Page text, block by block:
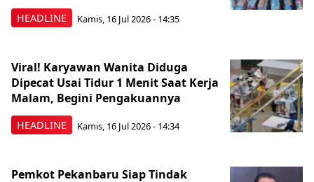
HEADLINE Kamis, 16 Jul 2026 - 14:35
HEADLINE
Viral! Karyawan Wanita Diduga
Dipecat Usai Tidur 1 Menit Saat Kerja
Malam, Begini Pengakuannya
Kamis, 16 Jul 2026 - 14:34
Pemkot Pekanbaru Siap Tindak